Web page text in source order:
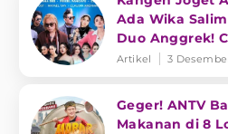
Ada Wika
Duo Anggrek!
Artikel 3
Geger! ANTV
Makanan di 8